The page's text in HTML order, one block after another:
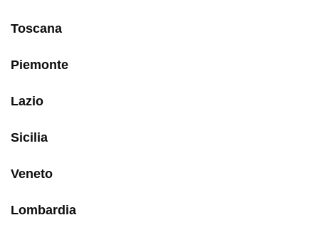
Toscana
Piemonte
Lazio
Sicilia
Veneto
Lombardia